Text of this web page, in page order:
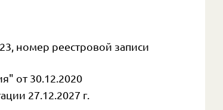
номер реестровой записи
от 30.12.2020
27.12.2027 г.